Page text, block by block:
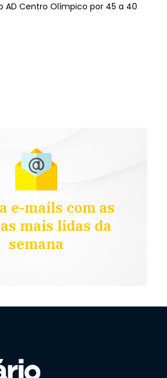
AD Centro Olímpico por 45 a 40
e-mails com as
mais lidas da
semana